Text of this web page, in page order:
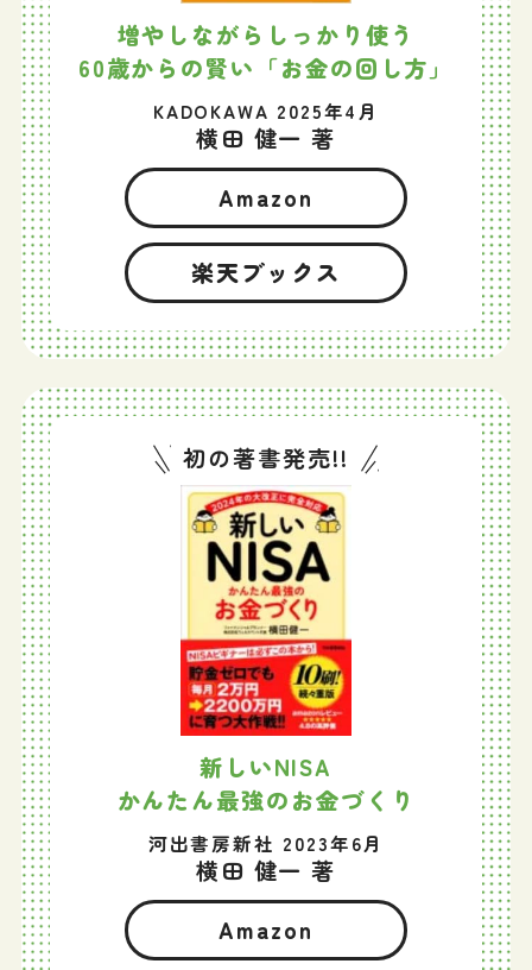
増やしながらしっかり使う
60歳からの賢い「お金の回し方」
KADOKAWA 2025年4月
横田 健一 著
Amazon
楽天ブックス
初の著書発売!!
新しいNISA
かんたん最強のお金づくり
河出書房新社 2023年6月
横田 健一 著
Amazon